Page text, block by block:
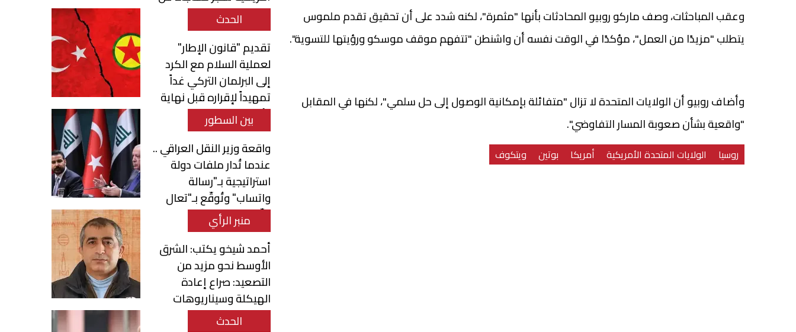
وعقب المباحثات، وصف ماركو روبيو المحادثات بأنها "مثمرة"، لكنه شدد على أن تحقيق تقدم ملموس
يتطلب "مزيدًا من العمل"، مؤكدًا في الوقت نفسه أن واشنطن "تتفهم موقف موسكو ورؤيتها للتسوية".
وأضاف روبيو أن الولايات المتحدة لا تزال "متفائلة بإمكانية الوصول إلى حل سلمي"، لكنها في المقابل
"واقعية بشأن صعوبة المسار التفاوضي".
روسيا الولايات المتحدة الأمريكية أمريكا بوتين ويتكوف
محمد قناطري
الحدث
تقديم "قانون الإطار"
لعملية السلام مع الكرد
إلى البرلمان التركي غداً
تمهيداً لإقراره قبل نهاية
الأسبوعبين السطور
واقعة وزير النقل العراقي ..
عندما تُدار ملفات دولة
استراتيجية بـ"رسالة
واتساب" وتُوقّع بـ"تعال
وقّع"منبر الرأي
أحمد شيخو يكتب: الشرق
الأوسط نحو مزيد من
التصعيد: صراع إعادة
الهيكلة وسيناريوهات
التحول الإقليمي
الحدث